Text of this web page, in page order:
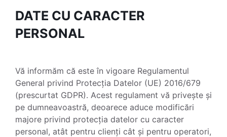
DATE CU CARACTER
PERSONAL
Vă informăm că este în vigoare Regulamentul
General privind Protecția Datelor (UE) 2016/679
(prescurtat GDPR). Acest regulament vă privește și
pe dumneavoastră, deoarece aduce modificări
majore privind protecția datelor cu caracter
personal, atât pentru clienți cât și pentru operatori,